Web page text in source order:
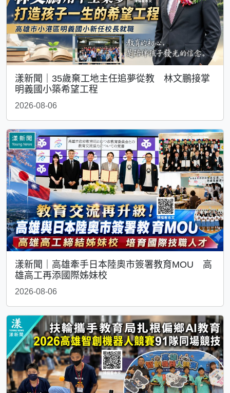
漾新聞｜35歲棄工地主任追夢從教 林文鵬接掌
明義國小築希望工程
2026-08-06
漾新聞｜高雄牽手日本陸奧市簽署教育MOU 高
雄高工再添國際姊妹校
2026-08-06